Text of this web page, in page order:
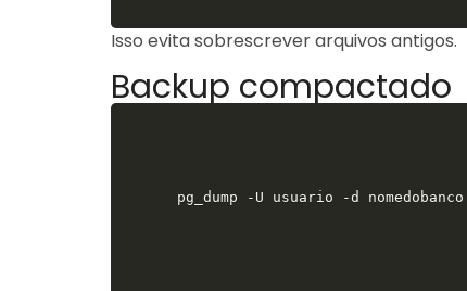
Isso evita sobrescrever arquivos antigos.
Backup compactado
pg_dump -U usuario -d